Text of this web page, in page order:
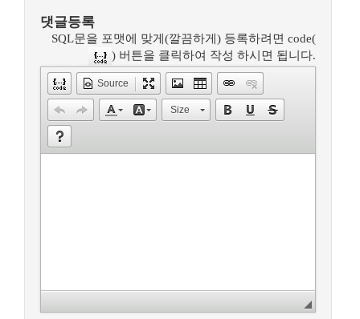
댓글등록
SQL문을 포맷에 맞게(깔끔하게) 등록하려면 code(
) 버튼을 클릭하여 작성 하시면 됩니다.
Source
Size